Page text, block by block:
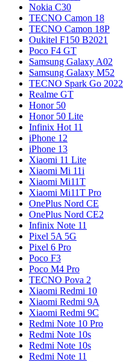
Nokia C30
TECNO Camon 18
TECNO Camon 18P
Oukitel F150 B2021
Poco F4 GT
Samsung Galaxy A02
Samsung Galaxy M52
TECNO Spark Go 2022
Realme GT
Honor 50
Honor 50 Lite
Infinix Hot 11
iPhone 12
iPhone 13
Xiaomi 11 Lite
Xiaomi Mi 11i
Xiaomi Mi11T
Xiaomi Mi11T Pro
OnePlus Nord CE
OnePlus Nord CE2
Infinix Note 11
Pixel 5A 5G
Pixel 6 Pro
Poco F3
Poco M4 Pro
TECNO Pova 2
Xiaomi Redmi 10
Xiaomi Redmi 9A
Xiaomi Redmi 9C
Redmi Note 10 Pro
Redmi Note 10s
Redmi Note 10s
Redmi Note 11